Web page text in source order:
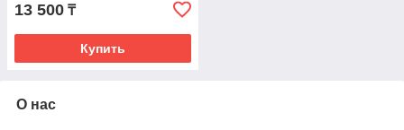
13 500 ₸
Купить
О нас